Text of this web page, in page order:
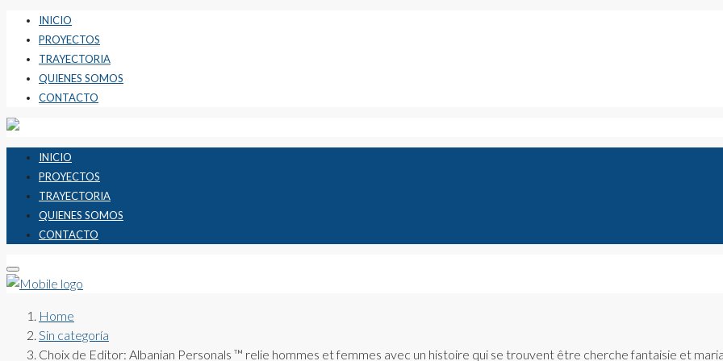
INICIO
PROYECTOS
TRAYECTORIA
QUIENES SOMOS
CONTACTO
INICIO
PROYECTOS
TRAYECTORIA
QUIENES SOMOS
CONTACTO
Home
Sin categoría
Choix de Editor: Albanian Personals ™ relie hommes et femmes avec un histoire qui se trouvent être cherche fantaisie et